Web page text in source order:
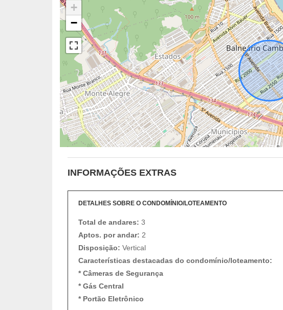
+
−
INFORMAÇÕES EXTRAS
DETALHES SOBRE O CONDOMÍNIO/LOTEAMENTO
Total de andares: 3
Aptos. por andar: 2
Disposição: Vertical
Características destacadas do condomínio/loteamento:
* Câmeras de Segurança
* Gás Central
* Portão Eletrônico